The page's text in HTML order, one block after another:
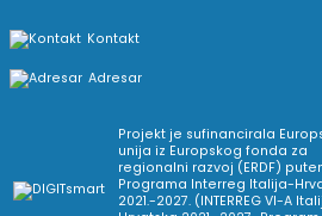
Kontakt
Adresar
Projekt je sufinancirala
unija iz Europskog fonda za
regionalni razvoj (ERDF)
Programa Interreg Italija-
2021.-2027. (INTERREG VI-A